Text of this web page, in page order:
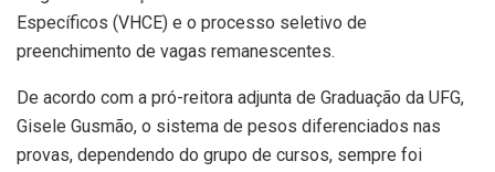
Específicos (VHCE) e o processo seletivo de
preenchimento de vagas remanescentes.
De acordo com a pró-reitora adjunta de Graduação da UFG,
Gisele Gusmão, o sistema de pesos diferenciados nas
provas, dependendo do grupo de cursos, sempre foi